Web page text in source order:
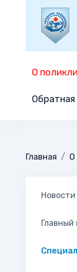
О
Обратная
Главная О
Новости
Главный